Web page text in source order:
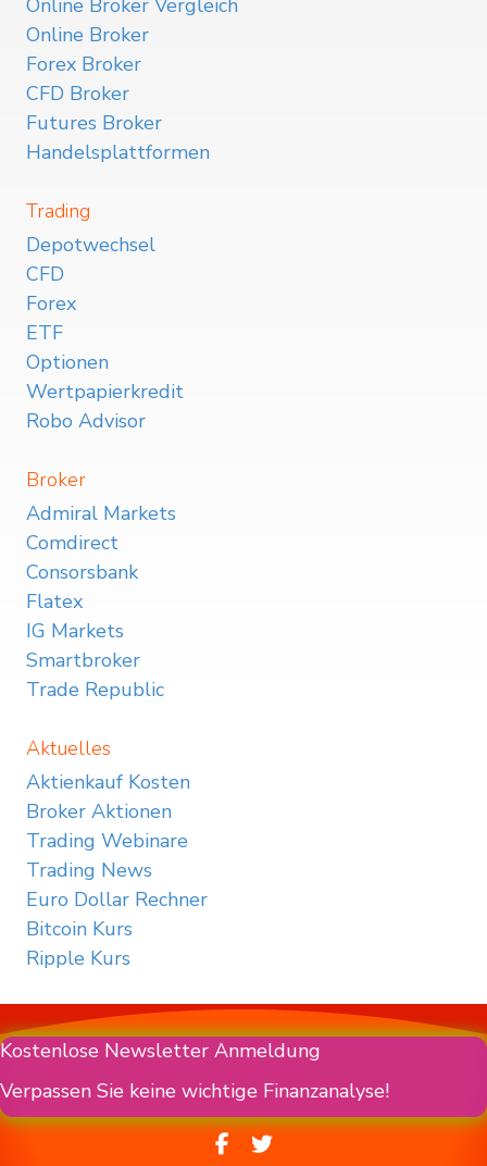
Online Broker Vergleich
Online Broker
Forex Broker
CFD Broker
Futures Broker
Handelsplattformen
Trading
Depotwechsel
CFD
Forex
ETF
Optionen
Wertpapierkredit
Robo Advisor
Broker
Admiral Markets
Comdirect
Consorsbank
Flatex
IG Markets
Smartbroker
Trade Republic
Aktuelles
Aktienkauf Kosten
Broker Aktionen
Trading Webinare
Trading News
Euro Dollar Rechner
Bitcoin Kurs
Ripple Kurs
Kostenlose Newsletter Anmeldung
Verpassen Sie keine wichtige Finanzanalyse!